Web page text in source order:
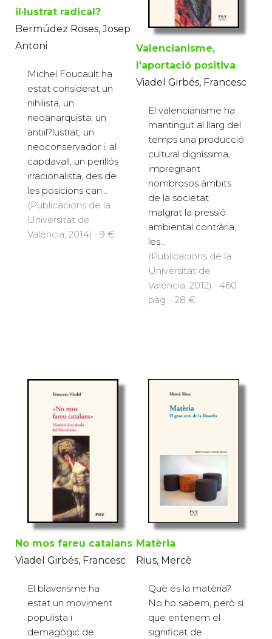
il·lustrat radical?
Bermúdez Roses, Josep
Antoni
Michel Foucault ha
estat considerat un
nihilista, un
neoanarquista, un
antiil?lustrat, un
neoconservador i, al
capdavall, un perillós
irracionalista, des de
les posicions can...
(Publicacions de la
Universitat de
València, 2014) · 9 €
Valencianisme,
l'aportació positiva
Viadel Girbés, Francesc
El valencianisme ha
mantingut al llarg del
temps una producció
cultural digníssima,
impregnant
nombrosos àmbits
de la societat
malgrat la pressió
ambiental contrària,
les...
(Publicacions de la
Universitat de
València, 2012) · 460
pàg. · 28 €
No mos fareu catalans
Viadel Girbés, Francesc
El blaverisme ha
estat un moviment
populista i
demagògic de
Matèria
Rius, Mercè
Què és la matèria?
No ho sabem, però sí
que entenem el
significat de